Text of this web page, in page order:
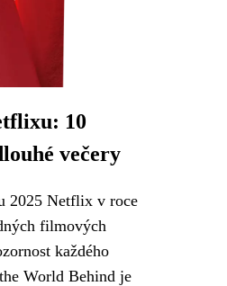
10
večery
2025 Netflix v roce
filmových
každého
World Behind je